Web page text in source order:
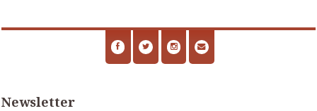
Newsletter